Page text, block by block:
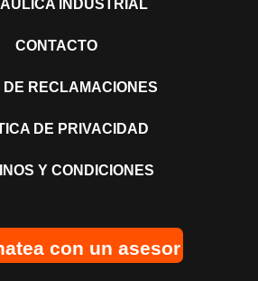
INDUSTRIAL
CONTACTO
DE RECLAMACIONES
DE PRIVACIDAD
Y CONDICIONES
con un asesor